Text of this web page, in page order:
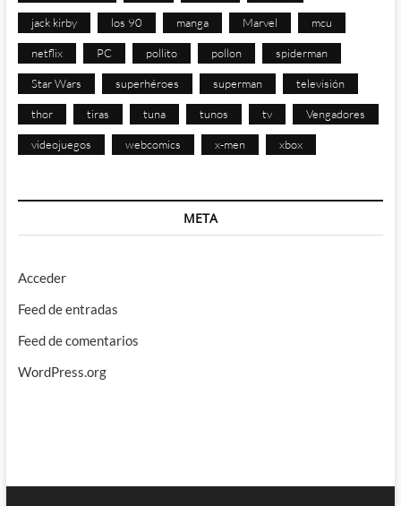
jack kirby los 90 manga Marvel mcu
netflix PC pollito pollon spiderman
Star Wars superhéroes superman televisión
thor tiras tuna tunos tv Vengadores
videojuegos webcomics x-men xbox
META
Acceder
Feed de entradas
Feed de comentarios
WordPress.org